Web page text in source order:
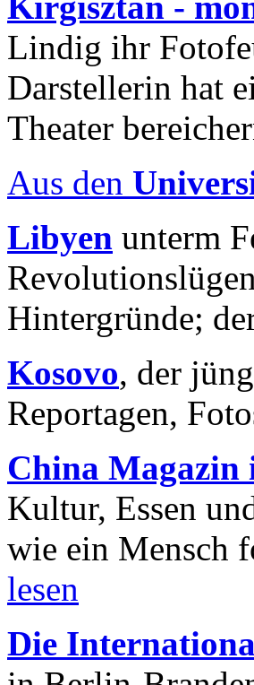
Lindig ihr
Darstellerin hat
Theater
Aus den
Libyen unterm
Hintergründe;
Kosovo, der
Reportagen,
China Magazin
Kultur, Essen
wie ein Mensch
lesen
Die